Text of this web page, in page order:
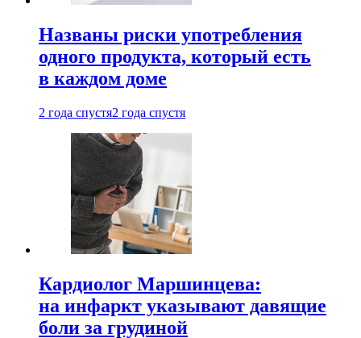
Названы риски употребления
одного продукта, который есть
в каждом доме
2 года спустя2 года спустя
Кардиолог Маршинцева:
на инфаркт указывают давящие
боли за грудиной